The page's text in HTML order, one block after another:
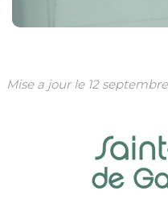
Mise a jour le 12